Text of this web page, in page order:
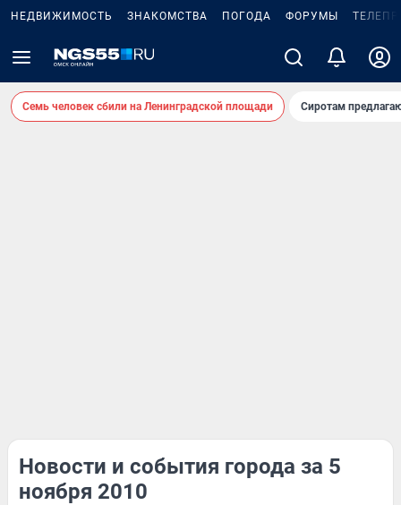
НЕДВИЖИМОСТЬ ЗНАКОМСТВА ПОГОДА ФОРУМЫ
Семь человек сбили на Ленинградской площади Сиротам
Новости и события города за 5
ноября 2010